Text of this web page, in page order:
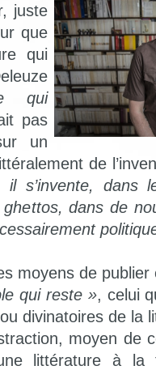
juste
que
qui
qui
pas
un
de
s’invente, dans
dans de
moyens de
qui reste », celui
divinatoires de la
moyen de
littérature à la